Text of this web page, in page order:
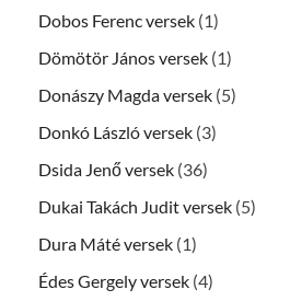
Dobos Ferenc versek (1)
Dömötör János versek (1)
Donászy Magda versek (5)
Donkó László versek (3)
Dsida Jenő versek (36)
Dukai Takách Judit versek (5)
Dura Máté versek (1)
Édes Gergely versek (4)